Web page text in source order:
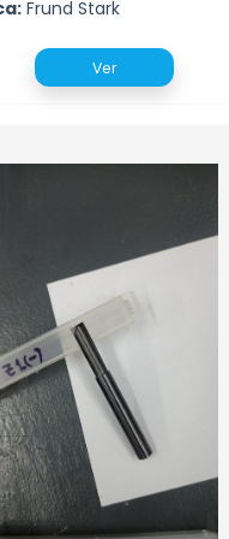
Frund Stark
Ver